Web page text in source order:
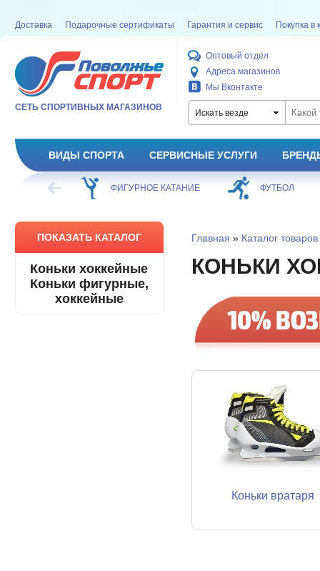
Доставка Подарочные сертификаты Гарантия и сервис Покупка в
СЕТЬ СПОРТИВНЫХ МАГАЗИНОВ
Оптовый отдел
Адреса магазинов
Мы Вконтакте
Искать везде
ВИДЫ СПОРТА СЕРВИСНЫЕ УСЛУГИ
ХОККЕЙ ФИГУРНОЕ КАТАНИЕ ФУТБОЛ
ПОКАЗАТЬ КАТАЛОГ
Коньки хоккейные
Коньки фигурные,
хоккейные
Главная » Каталог товаров
КОНЬКИ
Коньки вратаря